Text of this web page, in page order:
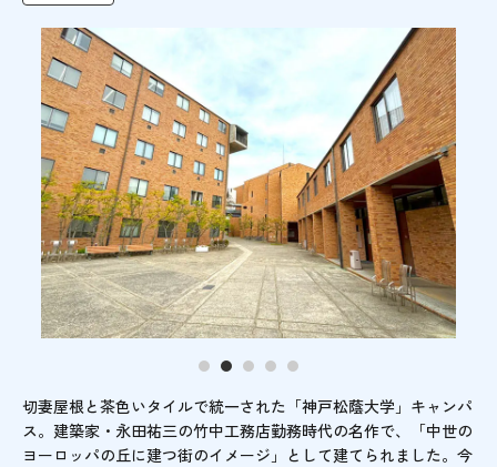
切妻屋根と茶色いタイルで統一された「神戸松蔭大学」キャンパ
ス。建築家・永田祐三の竹中工務店勤務時代の名作で、「中世の
ヨーロッパの丘に建つ街のイメージ」として建てられました。今